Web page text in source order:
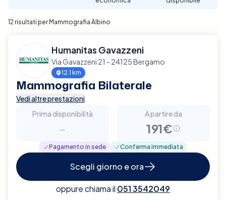
12 risultati per Mammografia Albino
Humanitas Gavazzeni
Via Gavazzeni 21 - 24125 Bergamo
12.1 km
Mammografia Bilaterale
Vedi altre prestazioni
Prima disponibilità
-
A partire da
191€
Pagamento in sede Conferma immediata
Scegli giorno e ora
oppure chiama il 051 3542049